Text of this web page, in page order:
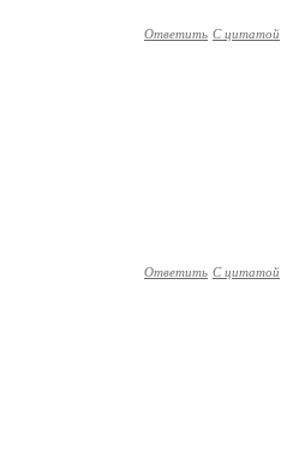
Ответить С цитатой
Ответить С цитатой